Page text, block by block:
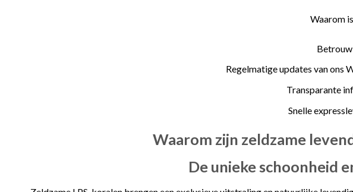
Waarom
Regelmatige updates van ons
Transparante
Snelle
Waarom zijn zeldzame
De unieke schoonheid